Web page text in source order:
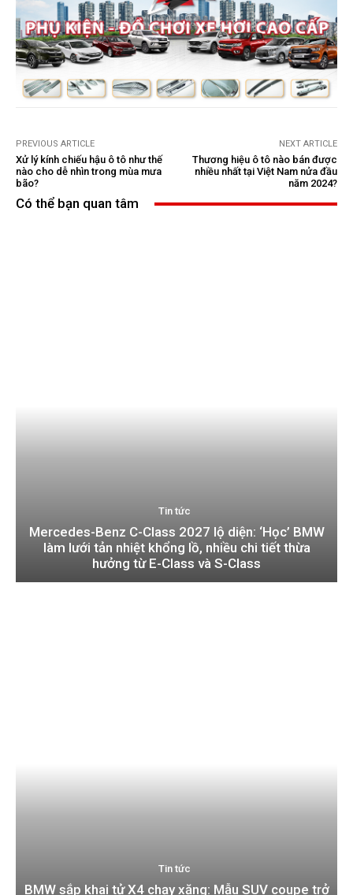
PREVIOUS ARTICLE
Xử lý kính chiếu hậu ô tô như thế
nào cho dễ nhìn trong mùa mưa
bão?
NEXT ARTICLE
Thương hiệu ô tô nào bán được
nhiều nhất tại Việt Nam nửa đầu
năm 2024?
Có thể bạn quan tâm
Tin tức
Mercedes-Benz C-Class 2027 lộ diện: ‘Học’ BMW
làm lưới tản nhiệt khổng lồ, nhiều chi tiết thừa
hưởng từ E-Class và S-Class
Tin tức
BMW sắp khai tử X4 chạy xăng: Mẫu SUV coupe trở